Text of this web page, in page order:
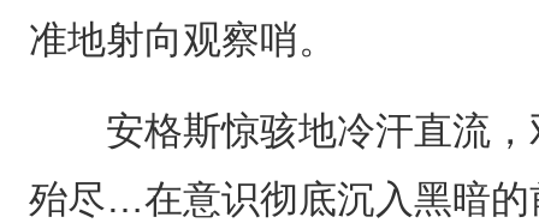
准地射向观察哨。
安格斯惊骇地冷汗直流，
殆尽…在意识彻底沉入黑暗